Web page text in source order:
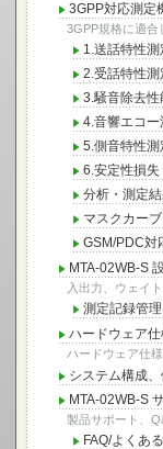
3GPP対応測定
3GPP規格に適合
1.送話特性
2.受話特性
3.騒音除去性
4.音響エコー
5.側音特性測
6.安定性損
分析・測定
マスクカー
GSM/PDC対
MTA-02WB-S
入出力、ウェイ
測定記録管
ハードウェア
ハードウェア仕
システム構成
MTA-02WB-S
製品サポート、
FAQ/よくあ